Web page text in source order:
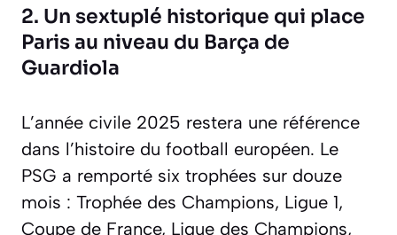
2. Un sextuplé historique qui place
Paris au niveau du Barça de
Guardiola
L’année civile 2025 restera une référence
dans l’histoire du football européen. Le
PSG a remporté six trophées sur douze
mois : Trophée des Champions, Ligue 1,
Coupe de France, Ligue des Champions,